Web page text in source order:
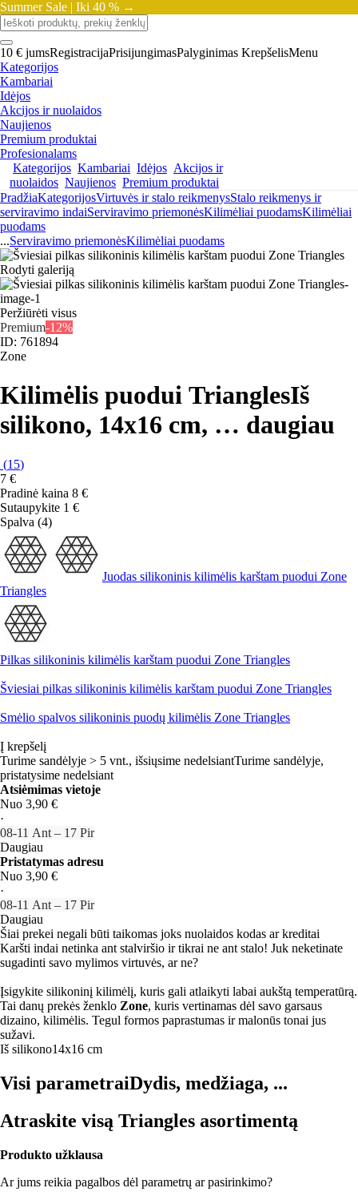
Summer Sale | Iki 40 % →
10 € jumsRegistracijaPrisijungimasPalyginimas KrepšelisMenu
Kategorijos
Kambariai
Idėjos
Akcijos ir nuolaidos
Naujienos
Premium produktai
Profesionalams
Kategorijos Kambariai Idėjos Akcijos ir
nuolaidos Naujienos Premium produktai
PradžiaKategorijosVirtuvės ir stalo reikmenysStalo reikmenys ir
serviravimo indaiServiravimo priemonėsKilimėliai puodamsKilimėliai
puodams
...Serviravimo priemonėsKilimėliai puodams
Rodyti galeriją
Peržiūrėti visus
Premium-12%
ID: 761894
Zone
Kilimėlis puodui TrianglesIš
silikono, 14x16 cm, … daugiau
(15)
7 €
Pradinė kaina 8 €
Sutaupykite 1 €
Spalva (4)
Juodas silikoninis kilimėlis karštam puodui Zone
Triangles
Pilkas silikoninis kilimėlis karštam puodui Zone Triangles
Šviesiai pilkas silikoninis kilimėlis karštam puodui Zone Triangles
Smėlio spalvos silikoninis puodų kilimėlis Zone Triangles
Į krepšelį
Turime sandėlyje > 5 vnt., išsiųsime nedelsiantTurime sandėlyje,
pristatysime nedelsiant
Atsiėmimas vietoje
Nuo 3,90 €
·
08‑11 Ant – 17 Pir
Daugiau
Pristatymas adresu
Nuo 3,90 €
·
08‑11 Ant – 17 Pir
Daugiau
Šiai prekei negali būti taikomas joks nuolaidos kodas ar kreditai
Karšti indai netinka ant stalviršio ir tikrai ne ant stalo! Juk neketinate
sugadinti savo mylimos virtuvės, ar ne?
Įsigykite silikoninį kilimėlį, kuris gali atlaikyti labai aukštą temperatūrą.
Tai danų prekės ženklo Zone, kuris vertinamas dėl savo garsaus
dizaino, kilimėlis. Tegul formos paprastumas ir malonūs tonai jus
sužavi.
Iš silikono14x16 cm
Visi parametraiDydis, medžiaga, ...
Atraskite visą Triangles asortimentą
Produkto užklausa
Ar jums reikia pagalbos dėl parametrų ar pasirinkimo?